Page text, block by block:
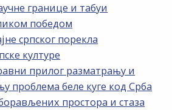
границе и табуи
победом
српског порекла
културе
прилог разматрању и
проблема беле куге код Срба
простора и стаза